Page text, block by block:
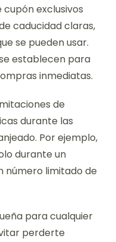
cupón exclusivos
caducidad claras,
se pueden usar.
establecen para
inmediatas.
de
durante las
Por ejemplo,
durante un
número limitado de
para cualquier
perderte